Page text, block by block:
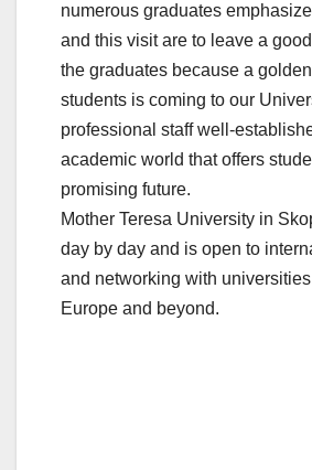
numerous graduates
and this visit are to leave a
the graduates because a
students is coming to our
professional staff well-
academic world that offers
promising future.
Mother Teresa University in
day by day and is open to
and networking with
Europe and beyond.